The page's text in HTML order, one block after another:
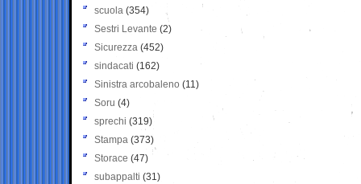
scuola (354)
Sestri Levante (2)
Sicurezza (452)
sindacati (162)
Sinistra arcobaleno (11)
Soru (4)
sprechi (319)
Stampa (373)
Storace (47)
subappalti (31)